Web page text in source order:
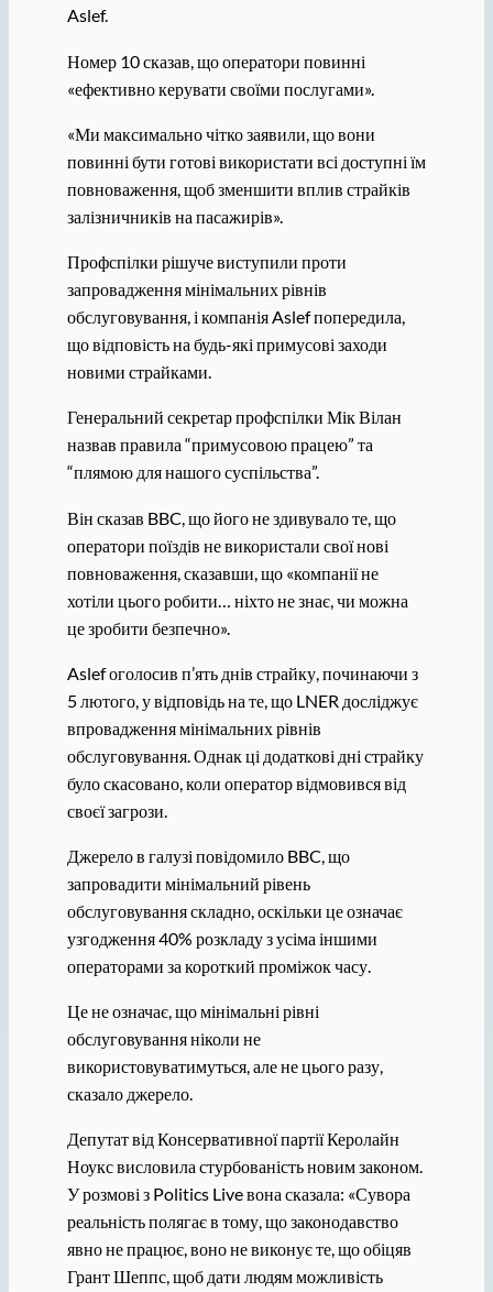
Aslef.
Номер 10 сказав, що оператори повинні
«ефективно керувати своїми послугами».
«Ми максимально чітко заявили, що вони
повинні бути готові використати всі доступні їм
повноваження, щоб зменшити вплив страйків
залізничників на пасажирів».
Профспілки рішуче виступили проти
запровадження мінімальних рівнів
обслуговування, і компанія Aslef попередила,
що відповість на будь-які примусові заходи
новими страйками.
Генеральний секретар профспілки Мік Вілан
назвав правила “примусовою працею” та
“плямою для нашого суспільства”.
Він сказав BBC, що його не здивувало те, що
оператори поїздів не використали свої нові
повноваження, сказавши, що «компанії не
хотіли цього робити… ніхто не знає, чи можна
це зробити безпечно».
Aslef оголосив п’ять днів страйку, починаючи з
5 лютого, у відповідь на те, що LNER досліджує
впровадження мінімальних рівнів
обслуговування. Однак ці додаткові дні страйку
було скасовано, коли оператор відмовився від
своєї загрози.
Джерело в галузі повідомило BBC, що
запровадити мінімальний рівень
обслуговування складно, оскільки це означає
узгодження 40% розкладу з усіма іншими
операторами за короткий проміжок часу.
Це не означає, що мінімальні рівні
обслуговування ніколи не
використовуватимуться, але не цього разу,
сказало джерело.
Депутат від Консервативної партії Керолайн
Ноукс висловила стурбованість новим законом.
У розмові з Politics Live вона сказала: «Сувора
реальність полягає в тому, що законодавство
явно не працює, воно не виконує те, що обіцяв
Грант Шеппс, щоб дати людям можливість